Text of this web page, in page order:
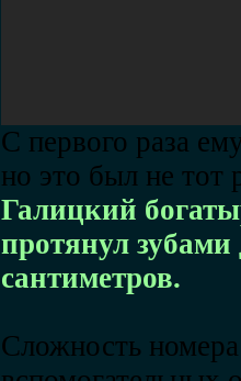
С первого раза
но это был не тот
Галицкий
протянул
сантиметров.
Сложность